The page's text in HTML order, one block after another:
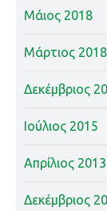
Μάιος 2018
Μάρτιος 2018
Δεκέμβριος
Ιούλιος 2015
Απρίλιος 2013
Δεκέμβριος